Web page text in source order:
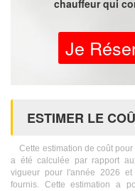
chauffeur qui
Je
ESTIMER LE
Cette estimation de coût pour
a été calculée par rapport
vigueur pour l'année 2026
fournis. Cette estimation a